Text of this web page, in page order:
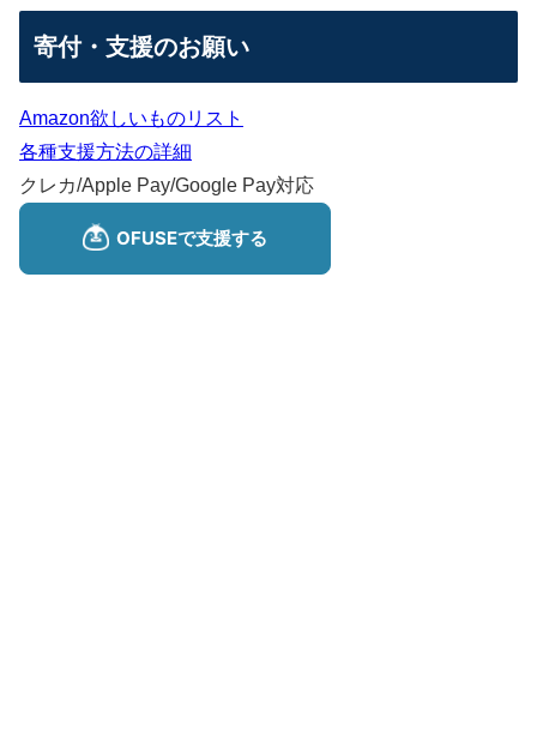
寄付・支援のお願い
Amazon欲しいものリスト
各種支援方法の詳細
クレカ/Apple Pay/Google Pay対応